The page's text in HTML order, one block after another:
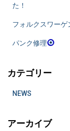
た！
フォルクスワーゲ
パンク修理
カテゴリー
NEWS
アーカイブ